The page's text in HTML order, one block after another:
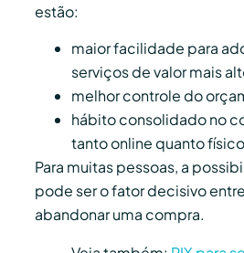
estão:
maior facilidade para
serviços de valor mais
melhor controle do
hábito consolidado no
tanto online quanto físico
Para muitas pessoas, a
pode ser o fator decisivo
abandonar uma compra.